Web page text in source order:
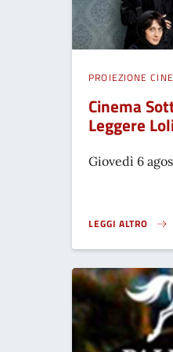
PROIEZIONE
Cinema
Leggere
Giovedì 6
LEGGI ALTRO
CINEMA SOTTO